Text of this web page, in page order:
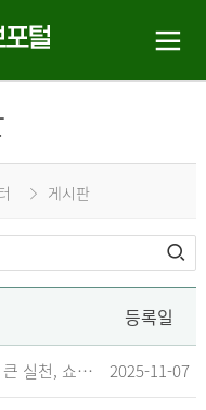
게시판
등록일
「우리집 낙상 BLOCK! 작지만 큰 실천, 쇼츠 챌린지」 수상작 발표 2025-11-07